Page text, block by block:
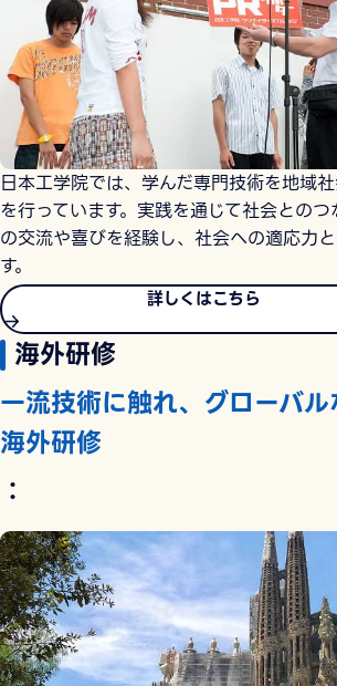
日本工学院では、学んだ専門技術を地域
を行っています。実践を通じて社会との
の交流や喜びを経験し、社会への適応力
す。
詳しくはこちら
海外研修
：
一流技術に触れ、グローバ
海外研修